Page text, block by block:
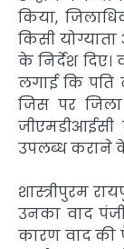
किया,
किसी
के निर्देश दिए।
लगाई कि पति
जिस पर
जीएमडीआईसी
उपलब्ध कराने के
शास्त्रीपुरम
उनका वाद
कारण वाद की